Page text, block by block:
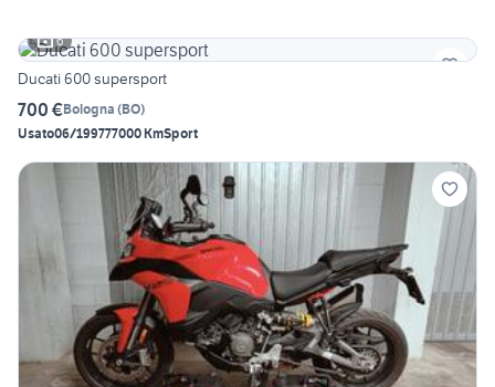
6
Ducati 600 supersport
700 €Bologna (BO)
Usato06/199777000 KmSport